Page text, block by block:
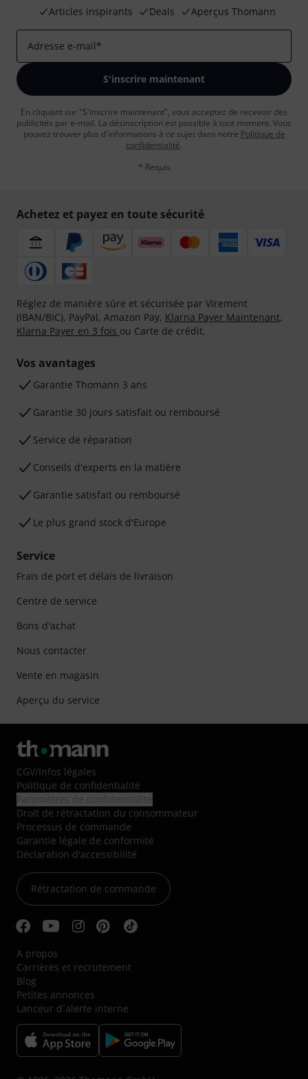
Articles inspirants
Deals Aperçus Thomann
Adresse e-mail*
S'inscrire maintenant
En cliquant sur "S'inscrire maintenant", vous acceptez de recevoir des
publicités par e-mail. La désinscription est possible à tout moment. Vous
pouvez trouver plus d'informations à ce sujet dans notre Politique de
confidentialité.
* Requis
Achetez et payez en toute sécurité
Réglez de manière sûre et sécurisée par Virement
(IBAN/BIC), PayPal, Amazon Pay, Klarna Payer Maintenant,
Klarna Payer en 3 fois ou Carte de crédit.
Vos avantages
Ga­ran­tie Thomann 3 ans
Garantie 30 jours satisfait ou remboursé
Service de réparation
Conseils d'experts en la matière
Garantie satisfait ou remboursé
Le plus grand stock d'Europe
Service
Frais de port et délais de livraison
Centre de service
Bons d'achat
Nous contacter
Vente en magasin
Aperçu du service
CGV/Infos légales
Politique de confidentialité
Droit de rétractation du consommateur
Processus de commande
Garantie légale de conformité
Déclaration d'accessibilité
Rétractation de commande
A propos
Carrières et recrutement
Blog
Petites annonces
Lanceur d´alerte interne